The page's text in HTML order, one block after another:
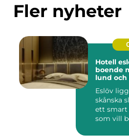
Fler nyheter
Hotell eslöv
boende
lund
Eslöv
skånska
ett smart
som vill